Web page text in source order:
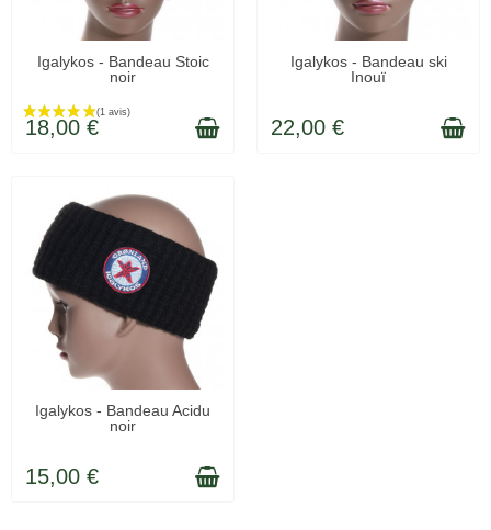
LIVRÉ SOUS 48H
Igalykos - Bandeau Stoic
noir
18,00 €
LIVRÉ SOUS 48H
Igalykos - Bandeau ski
Inouï
22,00 €
LIVRÉ SOUS 48H
Igalykos - Bandeau Acidu
noir
15,00 €